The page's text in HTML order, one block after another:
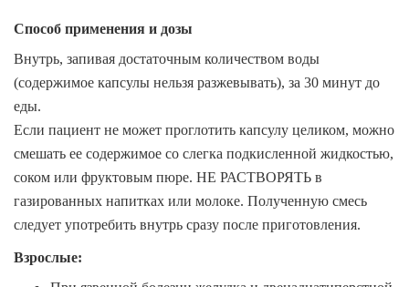
Способ применения и дозы
Внутрь, запивая достаточным количеством воды
(содержимое капсулы нельзя разжевывать), за 30 минут до
еды.
Если пациент не может проглотить капсулу целиком, можно
смешать ее содержимое со слегка подкисленной жидкостью,
соком или фруктовым пюре. НЕ РАСТВОРЯТЬ в
газированных напитках или молоке. Полученную смесь
следует употребить внутрь сразу после приготовления.
Взрослые: